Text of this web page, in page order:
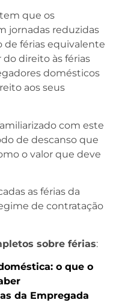
que os
jornadas reduzidas
férias equivalente
direito às férias
domésticos
aos seus
com este
de descanso que
o valor que deve
as férias da
de contratação
sobre férias:
o que o
da Empregada